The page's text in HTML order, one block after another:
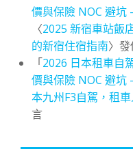
價與保險 NOC 避坑
〈2025 新宿車站飯
的新宿住宿指南〉
「2026 日本租車自
價與保險 NOC 避坑
本九州F3自駕，租
言